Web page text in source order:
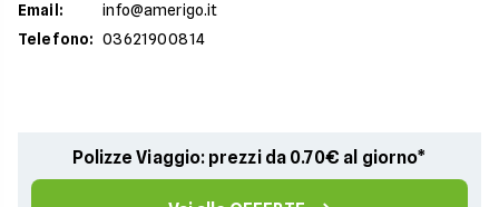
Email :
info@amerigo.it
Telefono: 03621900814
Polizze Viaggio: prezzi da 0.70€ al giorno*